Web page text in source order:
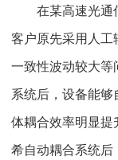
在某高速光通
客户原先采用人
一致性波动较大
系统后，设备能
体耦合效率明显提
希自动耦合系统